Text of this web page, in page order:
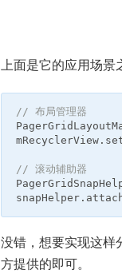
上面是它的应用场景
// 布局管理器
mRecyclerView .
// 滚动辅助器
snapHelper .
没错，想要实现这样
方提供的即可。